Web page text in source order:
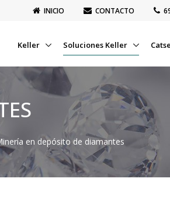
INICIO CONTACTO
Keller Soluciones Keller
en depósito de diamantes